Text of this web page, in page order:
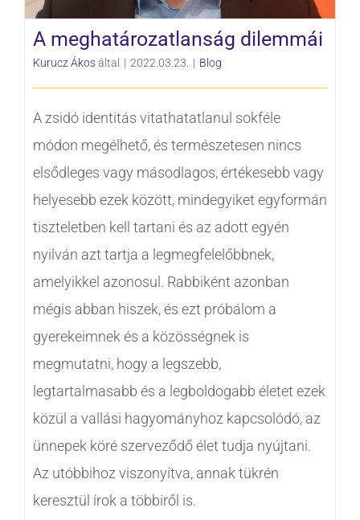
KERESÉS...
A meghatározatlanság dilemmái
Kurucz Ákosáltal | 2022.03.23. | Blog
A zsidó identitás vitathatatlanul sokféle
módon megélhető, és természetesen nincs
elsődleges vagy másodlagos, értékesebb vagy
helyesebb ezek között, mindegyiket egyformán
tiszteletben kell tartani és az adott egyén
nyilván azt tartja a legmegfelelőbbnek,
amelyikkel azonosul. Rabbiként azonban
mégis abban hiszek, és ezt próbálom a
gyerekeimnek és a közösségnek is
megmutatni, hogy a legszebb,
legtartalmasabb és a legboldogabb életet ezek
közül a vallási hagyományhoz kapcsolódó, az
ünnepek köré szerveződő élet tudja nyújtani.
Az utóbbihoz viszonyítva, annak tükrén
keresztül írok a többiről is.